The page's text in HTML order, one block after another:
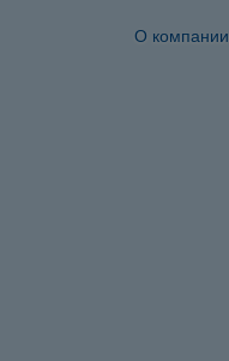
О компании